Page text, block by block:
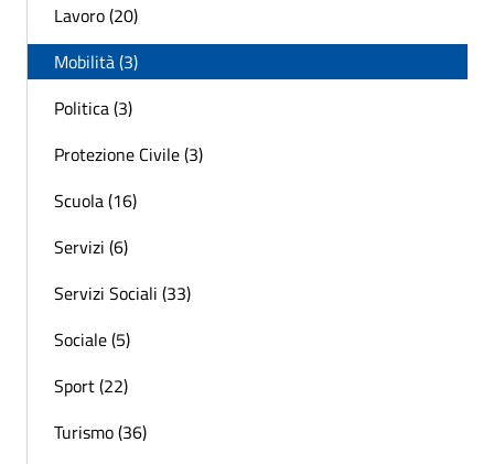
Lavoro (20)
Mobilità (3)
Politica (3)
Protezione Civile (3)
Scuola (16)
Servizi (6)
Servizi Sociali (33)
Sociale (5)
Sport (22)
Turismo (36)